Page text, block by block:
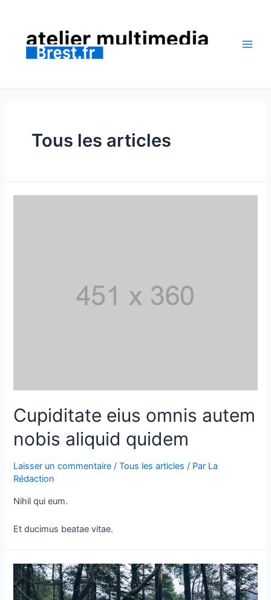
contenu
Tous les articles
Cupiditate eius omnis autem
nobis aliquid quidem
Laisser un commentaire /Tous les articles / Par La
Rédaction
Nihil qui eum.
Et ducimus beatae vitae.